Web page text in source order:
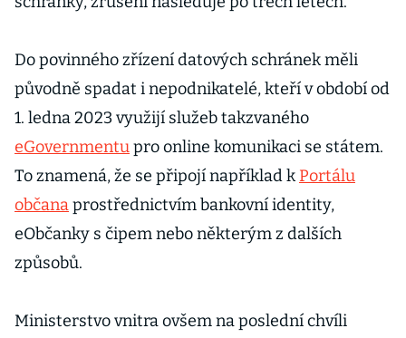
Do povinného zřízení datových schránek měli
původně spadat i nepodnikatelé, kteří v období od
1. ledna 2023 využijí služeb takzvaného
eGovernmentupro online komunikaci se státem.
To znamená, že se připojí například k Portálu
občanaprostřednictvím bankovní identity,
eObčanky s čipem nebo některým z dalších
způsobů.
Ministerstvo vnitra ovšem na poslední chvíli